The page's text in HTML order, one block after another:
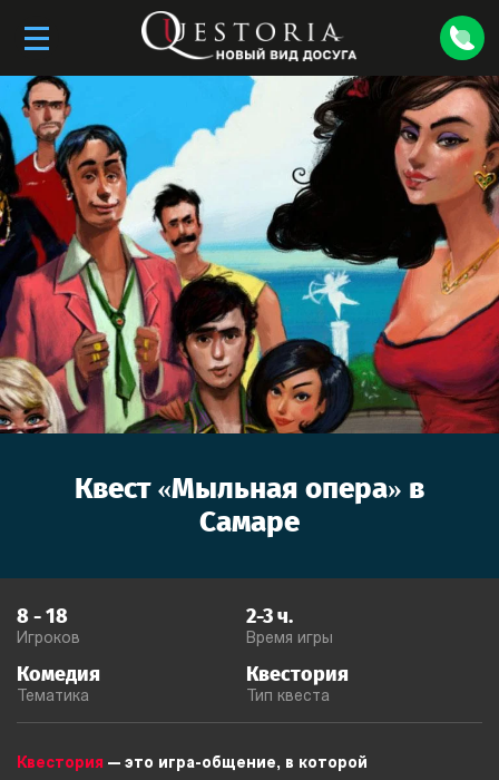
Квест «Мыльная опера» в
Самаре
8-18
Игроков
2-3ч.
Время игры
Комедия
Тематика
Квестория
Тип квеста
Квестория — это игра-общение, в которой